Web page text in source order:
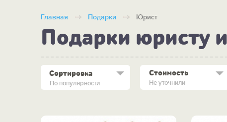
Главная Подарки Юрист
Подарки юристу
По популярности
Сортировка Стоимость
Не уточнили